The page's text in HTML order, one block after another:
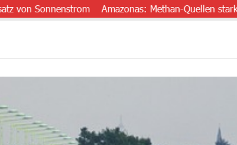
Amazonas: Methan-Quellen stark